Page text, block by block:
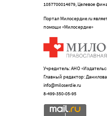
1057700014679, Целевое
Портал Милосердие.ru
помощи «Милосердие»
Учредитель: АНО
Главный редактор:
info@miloserdie.ru
8-499-350-05-95